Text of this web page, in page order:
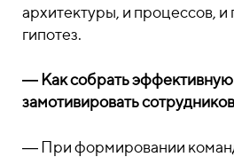
архитектуры, и процессов, и
гипотез.
― Как собрать эффективную
замотивировать
― При формировании